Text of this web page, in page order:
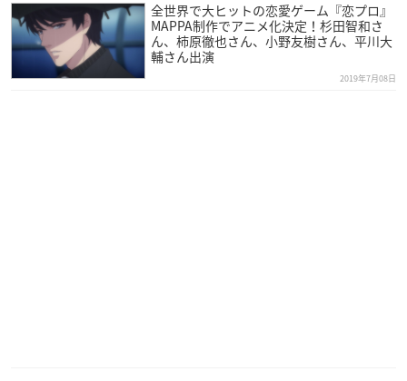
全世界で大ヒットの恋愛ゲーム『恋プロ』
MAPPA制作でアニメ化決定！杉田智和さ
ん、柿原徹也さん、小野友樹さん、平川大
輔さん出演
2019年7月08日